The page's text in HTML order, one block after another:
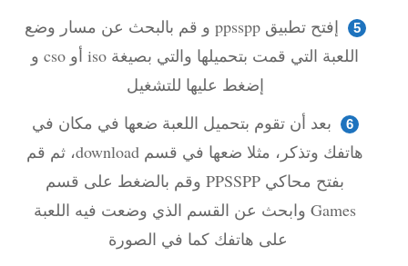
إفتح تطبيق ppsspp و قم بالبحث عن مسار وضع
اللعبة التي قمت بتحميلها والتي بصيغة iso أو cso و
إضغط عليها للتشغيل
بعد أن تقوم بتحميل اللعبة ضعها في مكان في
هاتفك وتذكر، مثلا ضعها في قسم download، ثم قم
بفتح محاكي PPSSPP وقم بالضغط على قسم
Games وابحث عن القسم الذي وضعت فيه اللعبة
على هاتفك كما في الصورة